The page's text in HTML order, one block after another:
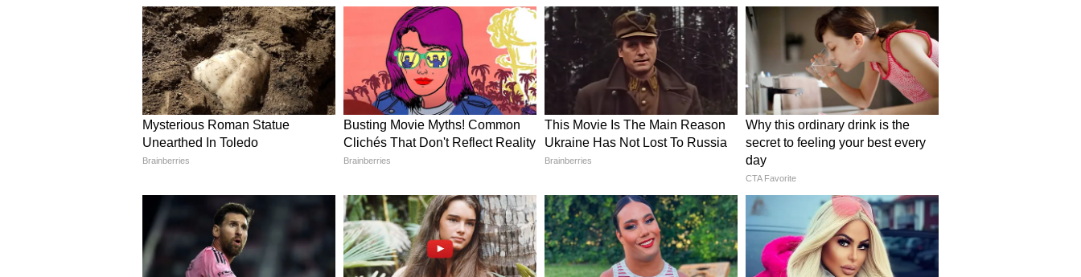
'तारक मेहता का उल्टा चश्मा' के एक्टर सुनील होलकर का निधन, 40 साल की उम्र में ली अंतिम
सांस
कोरोना की डबल मार के बाद ऐसी हुई ललित मोदी की हालत, सुष्मिता सेन के भाई ने मांगी
सलामती की दुआ
धर्मेन्द्र ने बॉबी और 3 पोतों के साथ मनाई लोहड़ी, वायरल फोटो देख लोग बोले- अपने तो अपने
होते हैं
तैयारी?